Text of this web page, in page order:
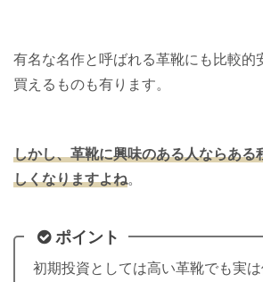
有名な名作と呼ばれる革靴にも比較的
買えるものも有ります。
しかし、革靴に興味のある人ならある
しくなりますよね。
ポイント
初期投資としては高い革靴でも実